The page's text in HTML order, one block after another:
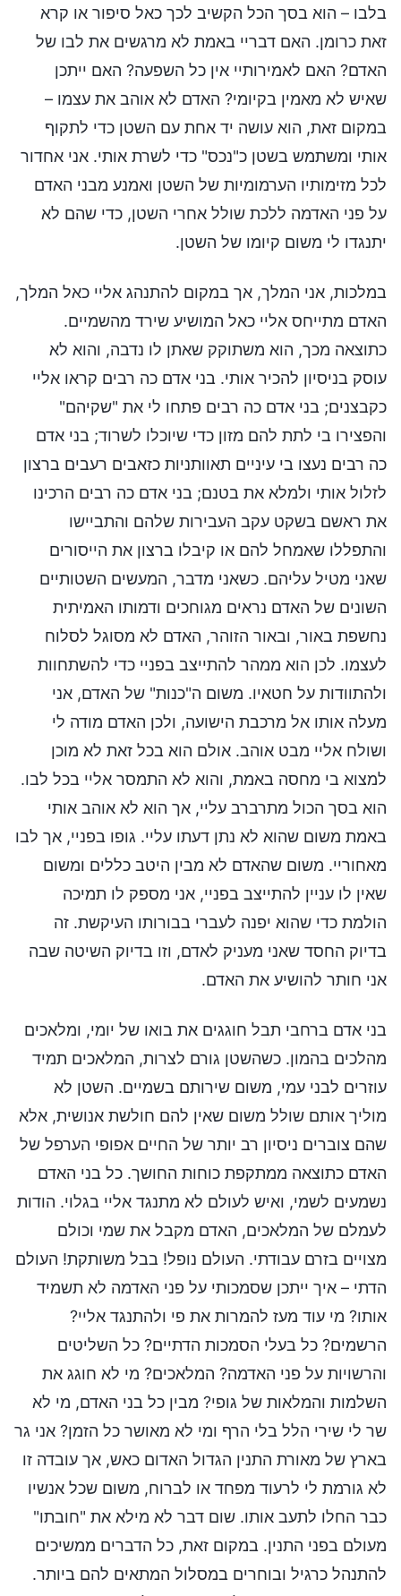
בלבו – הוא בסך הכל הקשיב לכך כאל סיפור או קרא
זאת כרומן. האם דבריי באמת לא מרגשים את לבו של
האדם? האם לאמירותיי אין כל השפעה? האם ייתכן
שאיש לא מאמין בקיומי? האדם לא אוהב את עצמו –
במקום זאת, הוא עושה יד אחת עם השטן כדי לתקוף
אותי ומשתמש בשטן כ"נכס" כדי לשרת אותי. אני אחדור
לכל מזימותיו הערמומיות של השטן ואמנע מבני האדם
על פני האדמה ללכת שולל אחרי השטן, כדי שהם לא
יתנגדו לי משום קיומו של השטן.
במלכות, אני המלך, אך במקום להתנהג אליי כאל המלך,
האדם מתייחס אליי כאל המושיע שירד מהשמיים.
כתוצאה מכך, הוא משתוקק שאתן לו נדבה, והוא לא
עוסק בניסיון להכיר אותי. בני אדם כה רבים קראו אליי
כקבצנים; בני אדם כה רבים פתחו לי את "שקיהם"
והפצירו בי לתת להם מזון כדי שיוכלו לשרוד; בני אדם
כה רבים נעצו בי עיניים תאוותניות כזאבים רעבים ברצון
לזלול אותי ולמלא את בטנם; בני אדם כה רבים הרכינו
את ראשם בשקט עקב העבירות שלהם והתביישו
והתפללו שאמחל להם או קיבלו ברצון את הייסורים
שאני מטיל עליהם. כשאני מדבר, המעשים השטותיים
השונים של האדם נראים מגוחכים ודמותו האמיתית
נחשפת באור, ובאור הזוהר, האדם לא מסוגל לסלוח
לעצמו. לכן הוא ממהר להתייצב בפניי כדי להשתחוות
ולהתוודות על חטאיו. משום ה"כנות" של האדם, אני
מעלה אותו אל מרכבת הישועה, ולכן האדם מודה לי
ושולח אליי מבט אוהב. אולם הוא בכל זאת לא מוכן
למצוא בי מחסה באמת, והוא לא התמסר אליי בכל לבו.
הוא בסך הכול מתרברב עליי, אך הוא לא אוהב אותי
באמת משום שהוא לא נתן דעתו עליי. גופו בפניי, אך לבו
מאחוריי. משום שהאדם לא מבין היטב כללים ומשום
שאין לו עניין להתייצב בפניי, אני מספק לו תמיכה
הולמת כדי שהוא יפנה לעברי בבורותו העיקשת. זה
בדיוק החסד שאני מעניק לאדם, וזו בדיוק השיטה שבה
אני חותר להושיע את האדם.
בני אדם ברחבי תבל חוגגים את בואו של יומי, ומלאכים
מהלכים בהמון. כשהשטן גורם לצרות, המלאכים תמיד
עוזרים לבני עמי, משום שירותם בשמיים. השטן לא
מוליך אותם שולל משום שאין להם חולשת אנושית, אלא
שהם צוברים ניסיון רב יותר של החיים אפופי הערפל של
האדם כתוצאה ממתקפת כוחות החושך. כל בני האדם
נשמעים לשמי, ואיש לעולם לא מתנגד אליי בגלוי. הודות
לעמלם של המלאכים, האדם מקבל את שמי וכולם
מצויים בזרם עבודתי. העולם נופל! בבל משותקת! העולם
הדתי – איך ייתכן שסמכותי על פני האדמה לא תשמיד
אותו? מי עוד מעז להמרות את פי ולהתנגד אליי?
הרשמים? כל בעלי הסמכות הדתיים? כל השליטים
והרשויות על פני האדמה? המלאכים? מי לא חוגג את
השלמות והמלאות של גופי? מבין כל בני האדם, מי לא
שר לי שירי הלל בלי הרף ומי לא מאושר כל הזמן? אני גר
בארץ של מאורת התנין הגדול האדום כאש, אך עובדה זו
לא גורמת לי לרעוד מפחד או לברוח, משום שכל אנשיו
כבר החלו לתעב אותו. שום דבר לא מילא את "חובתו"
מעולם בפני התנין. במקום זאת, כל הדברים ממשיכים
להתנהל כרגיל ובוחרים במסלול המתאים להם ביותר.